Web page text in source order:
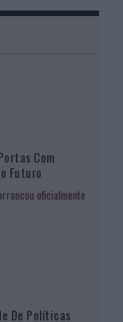
Com
Futuro
oficialmente
De Políticas